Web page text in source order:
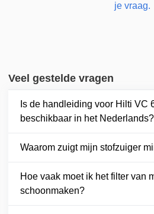
je vraag.
Veel gestelde vragen
Is de handleiding voor Hilti VC
beschikbaar in het Nederlands?
Waarom zuigt mijn stofzuiger
Hoe vaak moet ik het filter van
schoonmaken?